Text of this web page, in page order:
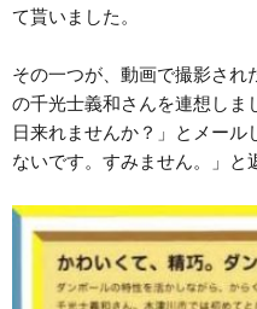
て貰いました。
その一つが、動画で撮影さ
の千光士義和さんを連想しま
日来れませんか？」とメー
ないです。すみません。」と